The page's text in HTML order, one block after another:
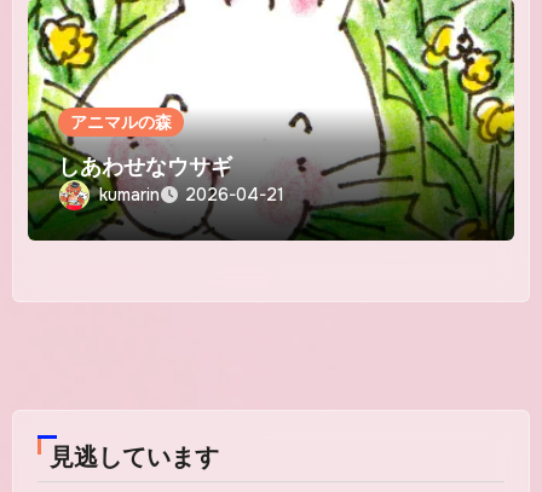
アニマルの森
しあわせなウサギ
kumarin 2026-04-21
見逃しています